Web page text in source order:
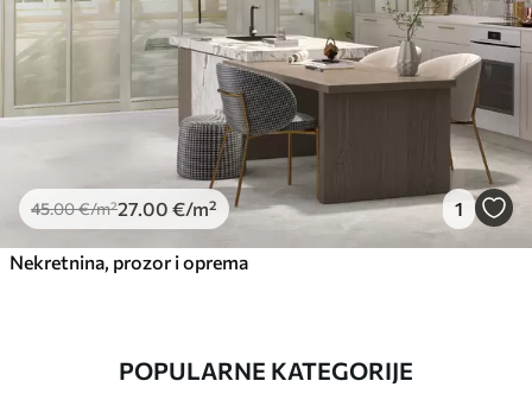
45.00€/m²27 .00 €/m² 1
Nekretnina, prozor i oprema
POPULARNE KATEGORIJE